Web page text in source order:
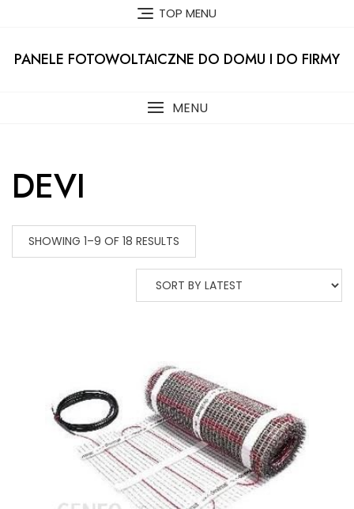
TOP MENU
PANELE FOTOWOLTAICZNE DO DOMU I DO FIRMY
MENU
DEVI
SHOWING 1–9 OF 18 RESULTS